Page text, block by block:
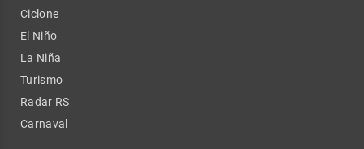
Ciclone
El Niño
La Niña
Turismo
Radar RS
Carnaval